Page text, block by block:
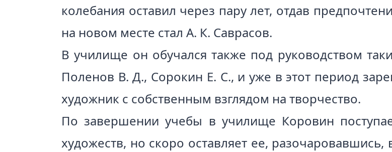
колебания оставил через пару лет, отдав
на новом месте стал А. К. Саврасов.
В училище он обучался также под руководством
Поленов В. Д., Сорокин Е. С., и уже в этот период
художник с собственным взглядом на творчество.
По завершении учебы в училище Коровин
художеств, но скоро оставляет ее,